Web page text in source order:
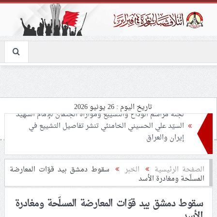
تاريخ اليوم : 26 يونيو 2026
تحذيرات من استغلال الأوضاع في غزّة لإشعال صراعات
داخليّة تخدم الاحتلال
ملفّ إنسانيّ مؤلم.. الأسيرات الفلسطينيّات بين القمع
والإهمال الطبي
55 مأتمًا وحسينيّة يعترضون على الإجراءات القمعيّة للنظام
الصفحة الرئيسية الخبر سقوط دمشق بيد قوّات المعارضة
المسلّحة ومغادرة الأسد
سقوط دمشق بيد قوّات المعارضة المسلّحة ومغادرة